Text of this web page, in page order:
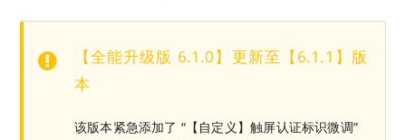
【全能升级版 6.1.0】更新至【6.1.1】版
本
该版本紧急添加了 “【自定义】触屏认证标识微调”